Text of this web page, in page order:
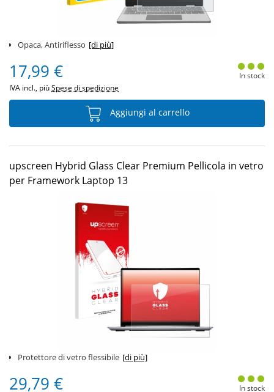
Opaca, Antiriflesso [di più]
17,99 €
IVA incl., piùSpese di spedizione
In stock
Aggiungi al carrello
upscreen Hybrid Glass Clear Premium Pellicola in vetro
per Framework Laptop 13
Protettore di vetro flessibile [di più]
29,79 € In stock